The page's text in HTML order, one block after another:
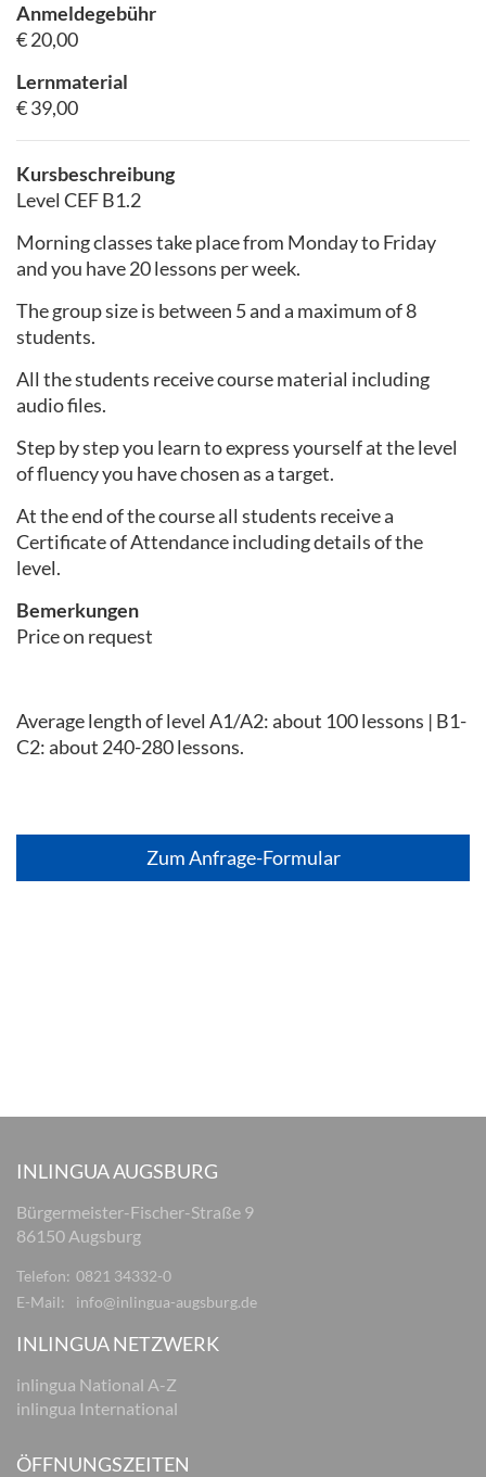
Kursbeschreibung
Level CEF B1.2
Morning classes take place from Monday to Friday
and you have 20 lessons per week.
The group size is between 5 and a maximum of 8
students.
All the students receive course material including
audio files.
Step by step you learn to express yourself at the level
of fluency you have chosen as a target.
At the end of the course all students receive a
Certificate of Attendance including details of the
level.
Bemerkungen
Price on request
Average length of level A1/A2: about 100 lessons | B1-
C2: about 240-280 lessons.
Anmeldegebühr
€ 20,00
Lernmaterial
€ 39,00
Zum Anfrage-Formular
INLINGUA AUGSBURG
Bürgermeister-Fischer-Straße 9
86150 Augsburg
Telefon: 0821 34332-0
E-Mail:
info@inlingua-augsburg.de
INLINGUA NETZWERK
inlingua National A-Z
inlingua International
ÖFFNUNGSZEITEN